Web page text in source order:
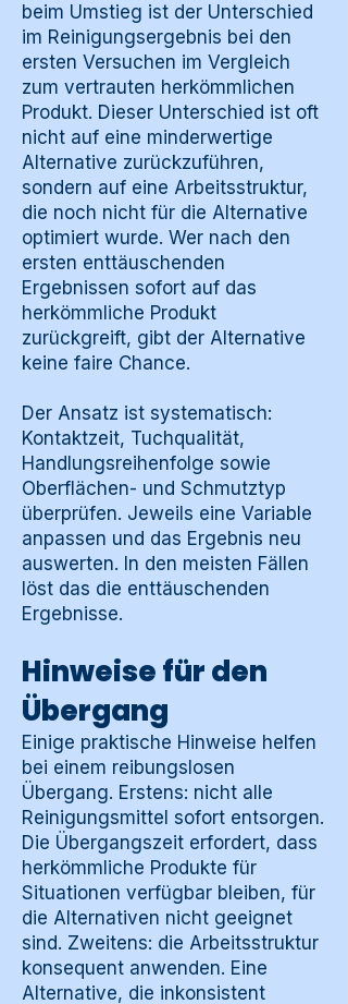
beim Umstieg ist der Unterschied
im Reinigungsergebnis bei den
ersten Versuchen im Vergleich
zum vertrauten herkömmlichen
Produkt. Dieser Unterschied ist oft
nicht auf eine minderwertige
Alternative zurückzuführen,
sondern auf eine Arbeitsstruktur,
die noch nicht für die Alternative
optimiert wurde. Wer nach den
ersten enttäuschenden
Ergebnissen sofort auf das
herkömmliche Produkt
zurückgreift, gibt der Alternative
keine faire Chance.
Der Ansatz ist systematisch:
Kontaktzeit, Tuchqualität,
Handlungsreihenfolge sowie
Oberflächen- und Schmutztyp
überprüfen. Jeweils eine Variable
anpassen und das Ergebnis neu
auswerten. In den meisten Fällen
löst das die enttäuschenden
Ergebnisse.
Hinweise für den
Übergang
Einige praktische Hinweise helfen
bei einem reibungslosen
Übergang. Erstens: nicht alle
Reinigungsmittel sofort entsorgen.
Die Übergangszeit erfordert, dass
herkömmliche Produkte für
Situationen verfügbar bleiben, für
die Alternativen nicht geeignet
sind. Zweitens: die Arbeitsstruktur
konsequent anwenden. Eine
Alternative, die inkonsistent